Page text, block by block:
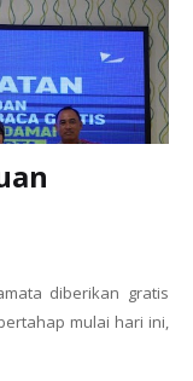
diberikan gratis
mulai hari ini,